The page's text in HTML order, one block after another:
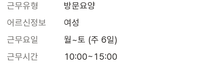
근무유형
방문요양
어르신정보
여성
근무요일
월~토 (주 6일)
근무시간
10:00~15:00